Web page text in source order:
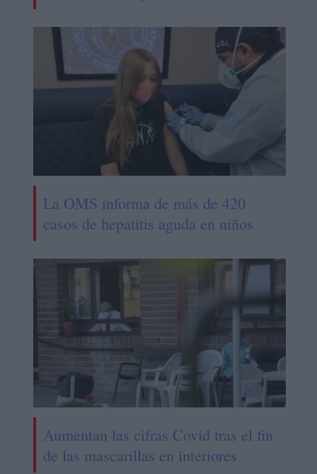
La OMS informa de más de 420
casos de hepatitis aguda en niños
Aumentan las cifras Covid tras el fin
de las mascarillas en interiores